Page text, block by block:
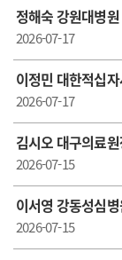
정해숙 강원대병
2026-07-17
이정민 대한적십
2026-07-17
김시오 대구의료
2026-07-15
이서영 강동성심
2026-07-15